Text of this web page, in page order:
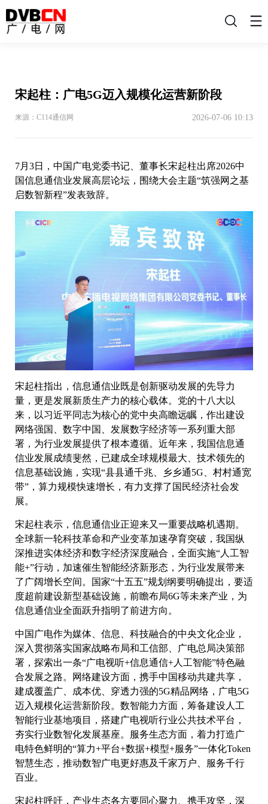
搜
宋起柱：广电5G迈入规模化运营新阶段
来源：C114通信网 2026-07-06 10:13
7月3日，中国广电党委书记、董事长宋起柱出席2026中
国信息通信业发展高层论坛，围绕大会主题“筑强网之基
启数智新程”发表致辞。
宋起柱指出，信息通信业既是创新驱动发展的先导力
量，更是发展新质生产力的核心载体。党的十八大以
来，以习近平同志为核心的党中央高瞻远瞩，作出建设
网络强国、数字中国、发展数字经济等一系列重大部
署，为行业发展提供了根本遵循。近年来，我国信息通
信业发展成绩斐然，已建成全球规模最大、技术领先的
信息基础设施，实现“县县通千兆、乡乡通5G、村村通宽
带”，算力规模快速增长，有力支撑了国民经济社会发
展。
宋起柱表示，信息通信业正迎来又一重要战略机遇期。
全球新一轮科技革命和产业变革加速孕育突破，我国纵
深推进实体经济和数字经济深度融合，全面实施“人工智
能+”行动，加速催生智能经济新形态，为行业发展带来
了广阔增长空间。国家“十五五”规划纲要明确提出，要适
度超前建设新型基础设施，前瞻布局6G等未来产业，为
信息通信业全面跃升指明了前进方向。
中国广电作为媒体、信息、科技融合的中央文化企业，
深入贯彻落实国家战略布局和工信部、广电总局决策部
署，探索出一条“广电视听+信息通信+人工智能”特色融
合发展之路。网络建设方面，携手中国移动共建共享，
建成覆盖广、成本优、穿透力强的5G精品网络，广电5G
迈入规模化运营新阶段。数智能力方面，筹备建设人工
智能行业基地项目，搭建广电视听行业公共技术平台，
夯实行业数智化发展基座。服务生态方面，着力打造广
电特色鲜明的“算力+平台+数据+模型+服务”一体化Token
智慧生态，推动数智广电更好惠及千家万户、服务千行
百业。
宋起柱呼吁，产业生态各方要同心聚力、携手攻坚，深